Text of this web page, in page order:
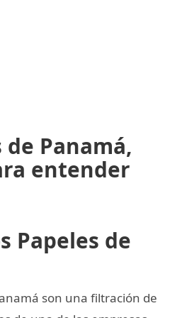
de Panamá,
entender
Papeles de
son una filtración de